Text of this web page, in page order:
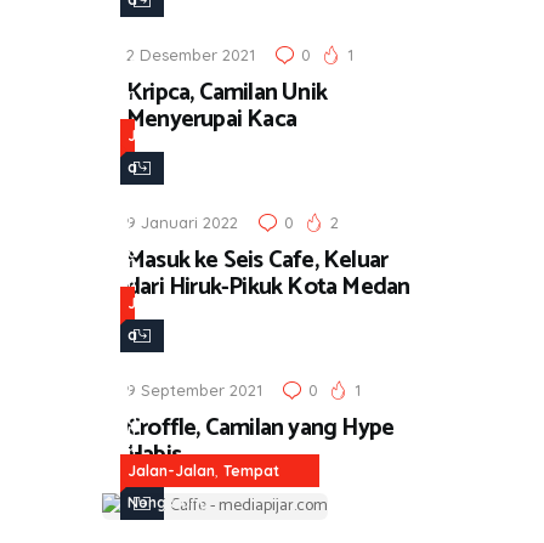
a
n
J
a
l
a
n
,
K
i
n
e
2 Desember 2021 0 1
Kripca, Camilan Unik
Menyerupai Kaca
J
a
a
n
J
a
l
a
n
,
T
9 Januari 2022 0 2
Masuk ke Seis Cafe, Keluar
dari Hiruk-Pikuk Kota Medan
J
a
a
n
J
a
9 September 2021 0 1
Croffle, Camilan yang Hype
Habis
Jalan-Jalan, Tempat
Nongkrong